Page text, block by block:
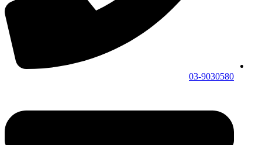
03-9030580